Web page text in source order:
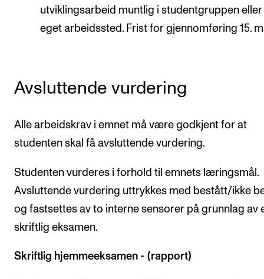
utviklingsarbeid muntlig i studentgruppen
eget arbeidssted. Frist for gjennomføring 15.
Avsluttende vurdering
Alle arbeidskrav i emnet må være godkjent for at
studenten skal få avsluttende vurdering.
Studenten vurderes i forhold til emnets læringsmål.
Avsluttende vurdering uttrykkes med bestått/ikke
og fastsettes av to interne sensorer på grunnlag av
skriftlig eksamen.
Skriftlig hjemmeeksamen - (rapport)